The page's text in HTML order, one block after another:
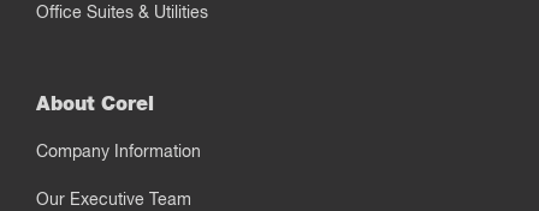
Office Suites & Utilities
About Corel
Company Information
Our Executive Team